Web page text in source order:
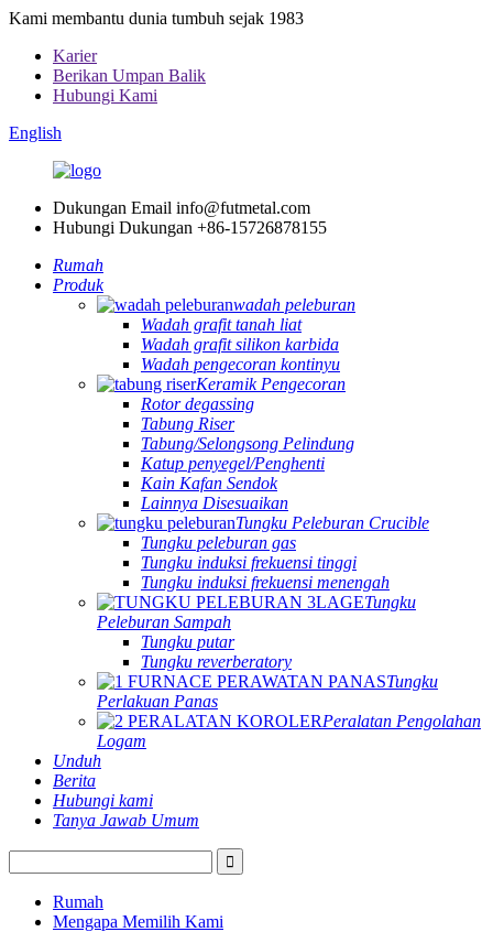
Kami membantu dunia tumbuh sejak 1983
Karier
Berikan Umpan Balik
Hubungi Kami
English
Dukungan Email info@futmetal.com
Hubungi Dukungan +86-15726878155
Rumah
Produk
wadah peleburan
Wadah grafit tanah liat
Wadah grafit silikon karbida
Wadah pengecoran kontinyu
Keramik Pengecoran
Rotor degassing
Tabung Riser
Tabung/Selongsong Pelindung
Katup penyegel/Penghenti
Kain Kafan Sendok
Lainnya Disesuaikan
Tungku Peleburan Crucible
Tungku peleburan gas
Tungku induksi frekuensi tinggi
Tungku induksi frekuensi menengah
Tungku
Peleburan Sampah
Tungku putar
Tungku reverberatory
Tungku
Perlakuan Panas
Peralatan Pengolahan
Logam
Unduh
Berita
Hubungi kami
Tanya Jawab Umum
Rumah
Mengapa Memilih Kami